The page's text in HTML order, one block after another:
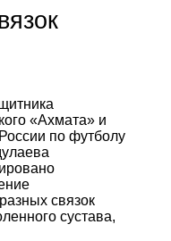
«Ахмата» и
по футболу
связок
сустава,